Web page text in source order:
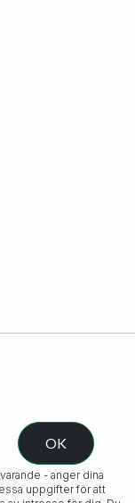
- anger dina
uppgifter för att